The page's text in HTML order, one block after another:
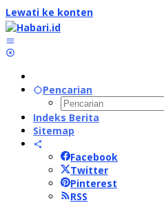
Lewati ke konten
Pencarian
Indeks Berita
Sitemap
Facebook
Twitter
Pinterest
RSS